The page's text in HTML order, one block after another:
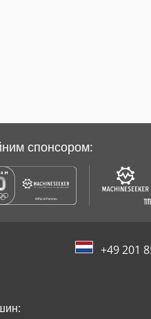
спонсором:
+49 201